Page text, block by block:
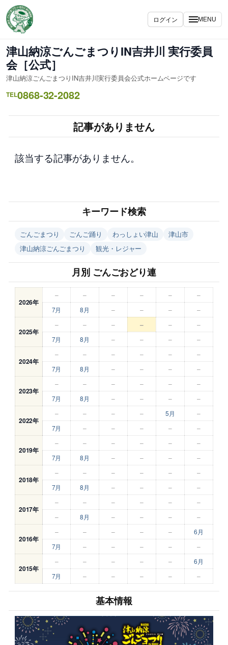
容
を
ス
キ
ッ
プ
ログイン MENU
津山納涼ごんごまつりIN吉井川 実行委員
会［公式］
津山納涼ごんごまつりIN吉井川実行委員会公式ホームページです
TEL0868-32-2082
記事がありません
該当する記事がありません。
キーワード検索
ごんごまつり ごんご踊り わっしょい津山
津山市
津山納涼ごんごまつり
観光・レジャー
月別 ごんごおどり連
2026年
– – – – –
–
7月
8月 – – – –
2025年
– – – – –
–
7月
8月 – – – –
2024年
– – – – –
–
7月
8月 – – – –
2023年
– – – – –
–
7月
8月 – – – –
2022年
– – – – 5月
–
7月
– – – – –
2019年
– – – – –
–
7月
8月 – – – –
2018年
– – – – –
–
7月
8月 – – – –
2017年
– – – – –
–
–
8月 – – – –
2016年
– – – – –
6月
7月
– – – – –
2015年
– – – – –
6月
7月
– – – – –
基本情報